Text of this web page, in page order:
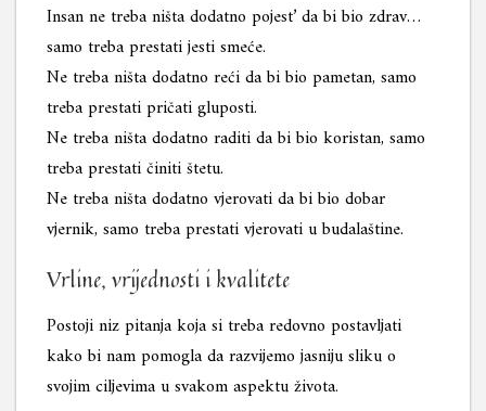
Insan ne treba ništa dodatno pojest’ da bi bio zdrav…
samo treba prestati jesti smeće.
Ne treba ništa dodatno reći da bi bio pametan, samo
treba prestati pričati gluposti.
Ne treba ništa dodatno raditi da bi bio koristan, samo
treba prestati činiti štetu.
Ne treba ništa dodatno vjerovati da bi bio dobar
vjernik, samo treba prestati vjerovati u budalaštine.
Vrline, vrijednosti i kvalitete
Postoji niz pitanja koja si treba redovno postavljati
kako bi nam pomogla da razvijemo jasniju sliku o
svojim ciljevima u svakom aspektu života.